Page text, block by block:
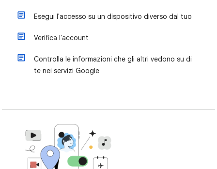
Esegui l'accesso su un dispositivo diverso dal tuo
Verifica l'account
Controlla le informazioni che gli altri vedono su di
te nei servizi Google